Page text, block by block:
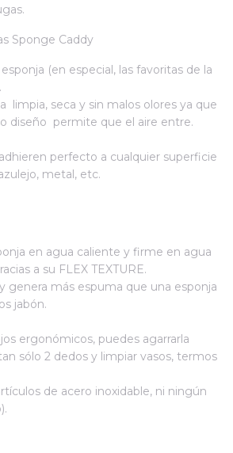
Sponge Caddy
(en especial, las favoritas de la
limpia, seca y sin malos olores ya que
diseño permite que el aire entre.
perfecto a cualquier superficie
metal, etc.
en agua caliente y firme en agua
a su FLEX TEXTURE.
genera más espuma que una esponja
jabón.
ergonómicos, puedes agarrarla
sólo 2 dedos y limpiar vasos, termos
de acero inoxidable, ni ningún
olores.